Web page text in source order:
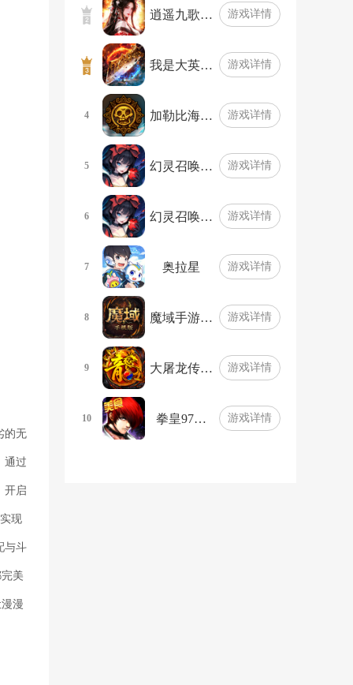
的无
通过
开启
现
与斗
美
漫
逍遥九歌… 游戏详情
我是大英… 游戏详情
4 加勒比海… 游戏详情
5 幻灵召唤… 游戏详情
6 幻灵召唤… 游戏详情
7 奥拉星 游戏详情
8 魔域手游… 游戏详情
9 大屠龙传… 游戏详情
10 拳皇97… 游戏详情